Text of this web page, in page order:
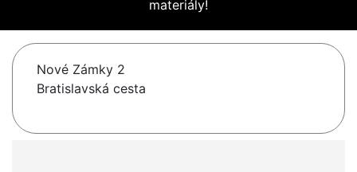
materiály!
Nové Zámky 2
Bratislavská cesta